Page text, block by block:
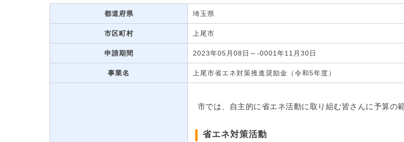
都道府県 埼玉県
市区町村 上尾市
申請期間 2023年05月08日～-0001年11月30日
事業名 上尾市省エネ対策推進奨励金（令和5年度）
市では、自主的に省エネ活動に取り組む皆さんに予算の
省エネ対策活動